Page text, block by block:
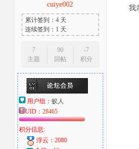
cuiye002
累计签到：4 天
连续签到：1 天
7
主题
90
回帖
-7
积分
用户组： 蚁人
UID： 28465
积分信息:
浮云：2080
我